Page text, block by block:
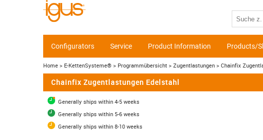
Configurators Service Product Information Products/
Home > E-KettenSysteme® > Programmübersicht > Zugentlastungen > Chainfix
Chainfix Zugentlastungen Edelstahl
Generally ships within 4-5 weeks
Generally ships within 5-6 weeks
Generally ships within 8-10 weeks